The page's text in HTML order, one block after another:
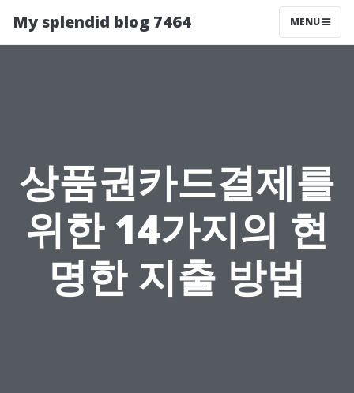
My splendid blog 7464 MENU
상품권카드결제를
위한 14가지의 현
명한 지출 방법